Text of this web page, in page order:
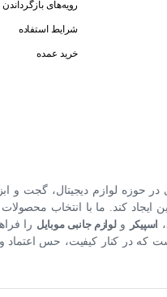
رویه‌های بازگرداندن
شرایط استفاده
خرید عمده
در حوزه لوازم دیجیتال، گجت و
ایجاد کند. ما با انتخاب
، اسپیکر ولوازم جانبی موبایل را
در کنار کیفیت، حس اعتماد و